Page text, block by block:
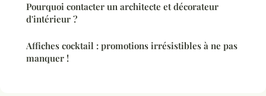
Pourquoi contacter un architecte et décorateur
d'intérieur ?
Affiches cocktail : promotions irrésistibles à ne pas
manquer !